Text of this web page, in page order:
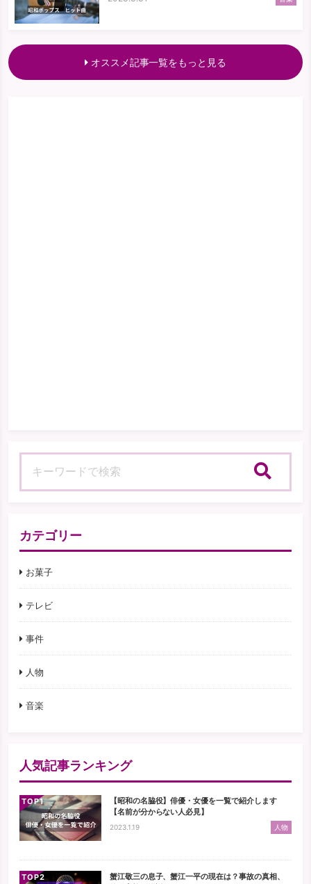
オススメ記事一覧をもっと見る
カテゴリー
お菓子
テレビ
事件
人物
音楽
人気記事ランキング
TOP
【昭和の名脇役】俳優・女優を一覧で紹介します
【名前が分からない人必見】
2023.1.19 人物
TOP
蟹江敬三の息子、蟹江一平の現在は？事故の真相、